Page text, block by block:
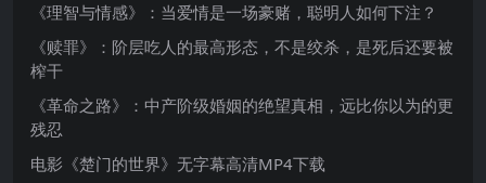
《理智与情感》：当爱情是一场豪赌，聪明人如何下注？
《赎罪》：阶层吃人的最高形态，不是绞杀，是死后还要被
榨干
《革命之路》：中产阶级婚姻的绝望真相，远比你以为的更
残忍
电影《楚门的世界》无字幕高清MP4下载